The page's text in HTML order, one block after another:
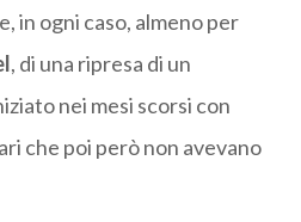
in ogni caso, almeno per
, di una ripresa di un
nei mesi scorsi con
che poi però non avevano